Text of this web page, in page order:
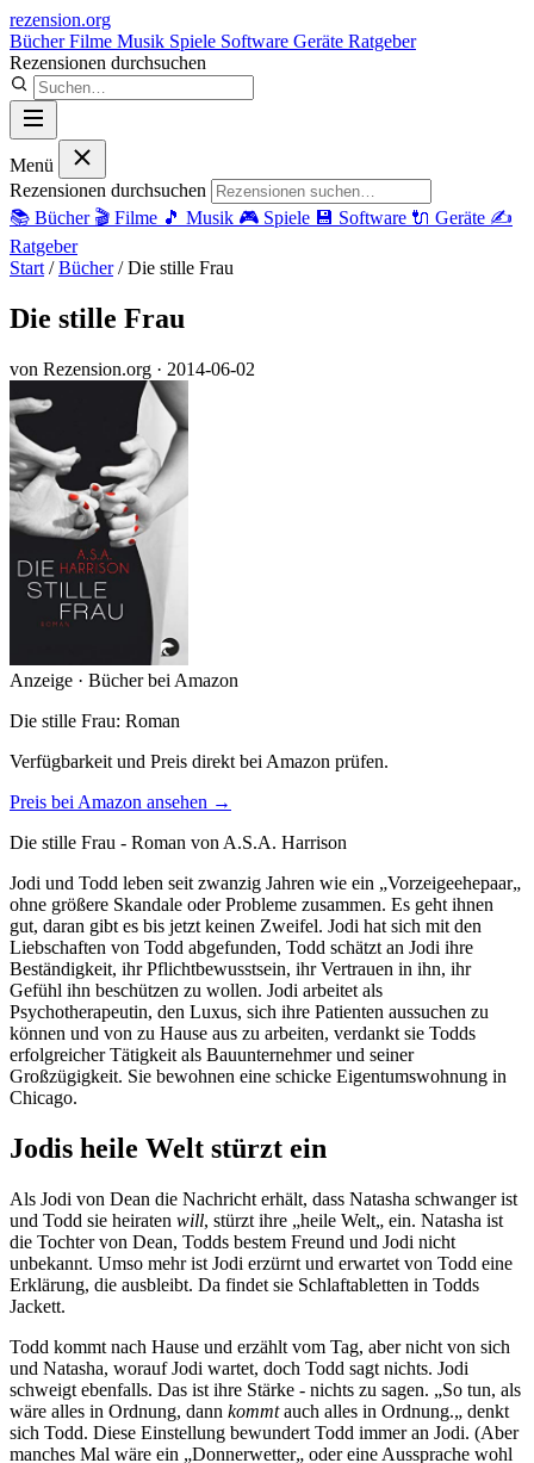
rezension.org
BücherFilme Musik Spiele Software Geräte Ratgeber
Rezensionen durchsuchen
Menü
Rezensionen durchsuchen
📚 Bücher 🎬 Filme 🎵 Musik 🎮 Spiele 💾 Software 🔌 Geräte ✍️
Ratgeber
Start / Bücher / Die stille Frau
Die stille Frau
von Rezension.org · 2014-06-02
Anzeige · Bücher bei Amazon
Die stille Frau: Roman
Verfügbarkeit und Preis direkt bei Amazon prüfen.
Preis bei Amazon ansehen →
Die stille Frau - Roman von A.S.A. Harrison
Jodi und Todd leben seit zwanzig Jahren wie ein „Vorzeigeehepaar„
ohne größere Skandale oder Probleme zusammen. Es geht ihnen
gut, daran gibt es bis jetzt keinen Zweifel. Jodi hat sich mit den
Liebschaften von Todd abgefunden, Todd schätzt an Jodi ihre
Beständigkeit, ihr Pflichtbewusstsein, ihr Vertrauen in ihn, ihr
Gefühl ihn beschützen zu wollen. Jodi arbeitet als
Psychotherapeutin, den Luxus, sich ihre Patienten aussuchen zu
können und von zu Hause aus zu arbeiten, verdankt sie Todds
erfolgreicher Tätigkeit als Bauunternehmer und seiner
Großzügigkeit. Sie bewohnen eine schicke Eigentumswohnung in
Chicago.
Jodis heile Welt stürzt ein
Als Jodi von Dean die Nachricht erhält, dass Natasha schwanger ist
und Todd sie heiraten will, stürzt ihre „heile Welt„ ein. Natasha ist
die Tochter von Dean, Todds bestem Freund und Jodi nicht
unbekannt. Umso mehr ist Jodi erzürnt und erwartet von Todd eine
Erklärung, die ausbleibt. Da findet sie Schlaftabletten in Todds
Jackett.
Todd kommt nach Hause und erzählt vom Tag, aber nicht von sich
und Natasha, worauf Jodi wartet, doch Todd sagt nichts. Jodi
schweigt ebenfalls. Das ist ihre Stärke - nichts zu sagen. „So tun, als
wäre alles in Ordnung, dann kommtauch alles in Ordnung.„ denkt
sich Todd. Diese Einstellung bewundert Todd immer an Jodi. (Aber
manches Mal wäre ein „Donnerwetter„ oder eine Aussprache wohl